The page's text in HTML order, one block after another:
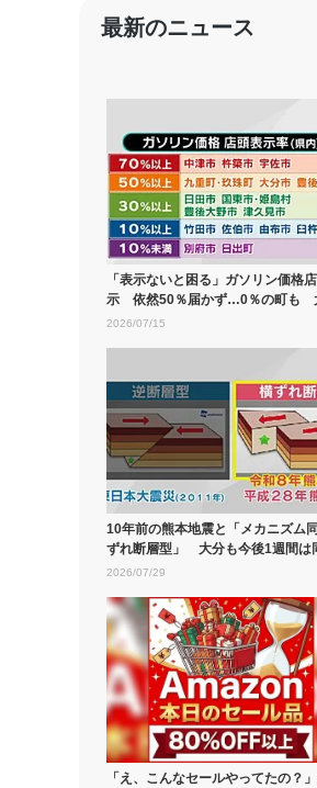
最新のニュース
「表示ないと困る」ガソリン価格
示 依然50％届かず…0％の町も
が市...
2026/07/15
10年前の熊本地震と「メカニズム
ずれ断層型」 大分も今後1週間は
の地...
2026/07/29
「え、こんなセールやってたの？